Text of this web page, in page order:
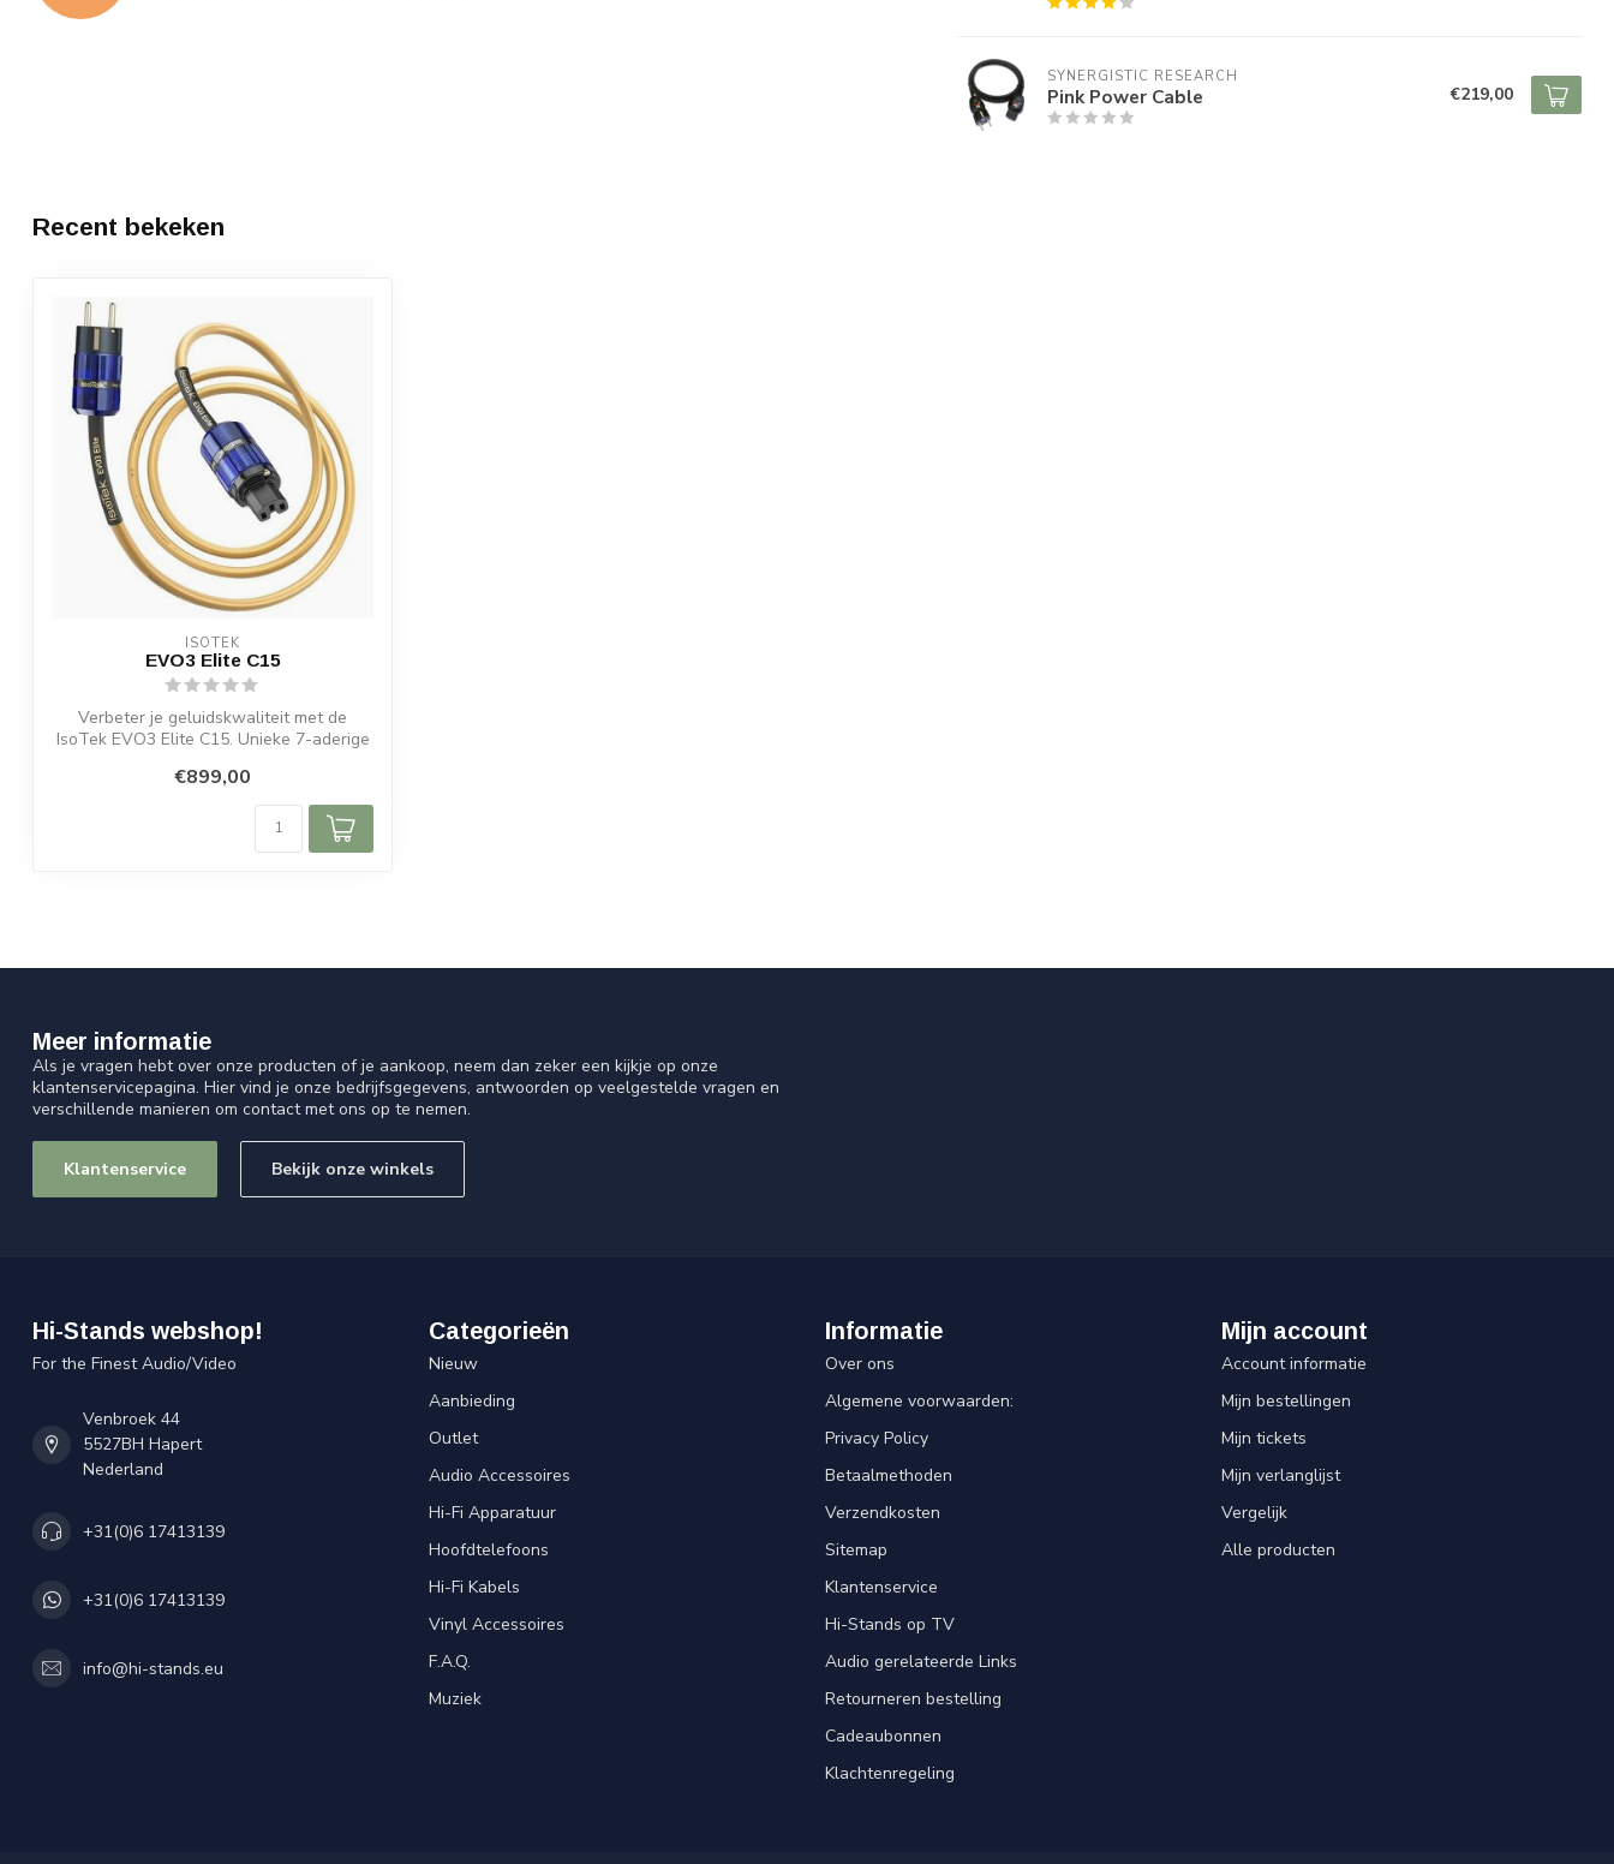
SYNERGISTIC RESEARCH
Pink Power Cable €219,00
Recent bekeken
ISOTEK
EVO3 Elite C15
Verbeter je geluidskwaliteit met de
IsoTek EVO3 Elite C15. Unieke 7-aderige
€899,00
Meer informatie
Als je vragen hebt over onze producten of je aankoop, neem dan zeker een kijkje op onze
klantenservicepagina. Hier vind je onze bedrijfsgegevens, antwoorden op veelgestelde vragen en
verschillende manieren om contact met ons op te nemen.
Klantenservice Bekijk onze winkels
Hi-Stands webshop!
For the Finest Audio/Video
Venbroek 44
5527BH Hapert
Nederland
+31(0)6 17413139
+31(0)6 17413139
info@hi-stands.eu
Categorieën
Nieuw
Aanbieding
Outlet
Audio Accessoires
Hi-Fi Apparatuur
Hoofdtelefoons
Hi-Fi Kabels
Vinyl Accessoires
F.A.Q.
Muziek
Informatie
Over ons
Algemene voorwaarden:
Privacy Policy
Betaalmethoden
Verzendkosten
Sitemap
Klantenservice
Hi-Stands op TV
Audio gerelateerde Links
Retourneren bestelling
Cadeaubonnen
Klachtenregeling
Mijn account
Account informatie
Mijn bestellingen
Mijn tickets
Mijn verlanglijst
Vergelijk
Alle producten